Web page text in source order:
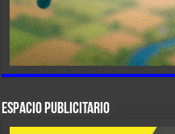
ESPACIO PUBLICITARIO